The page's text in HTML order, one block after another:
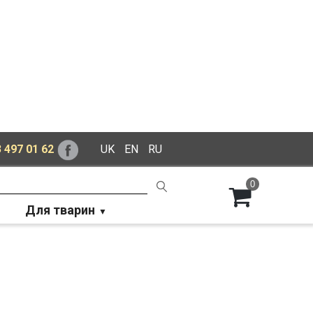
497 01 62 UK EN RU
Для тварин
0